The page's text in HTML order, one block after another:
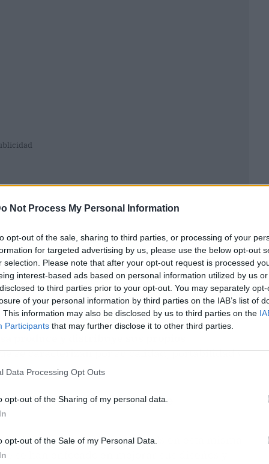
Not Process My Personal Information
opt-out of the sale, sharing to third parties, or processing of your
for targeted advertising by us, please use the below opt-out
selection. Please note that after your opt-out request is processed
interest-based ads based on personal information utilized by us
to third parties prior to your opt-out. You may separately
of your personal information by third parties on the IAB’s list of
This information may also be disclosed by us to third parties on the
Participants that may further disclose it to other third parties.
Data Processing Opt Outs
opt-out of the Sharing of my personal data.
opt-out of the Sale of my Personal Data.
se caracterizan por su calidad, portabilidad y
y distribuidores de
eléctricos y skateboards en esta misma
se han enfocado en mejorar sus diseños y